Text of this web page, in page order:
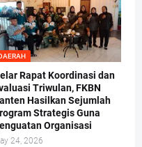
Rapat Koordinasi dan
Triwulan, FKBN
Hasilkan Sejumlah
Strategis Guna
Organisasi
24, 2026